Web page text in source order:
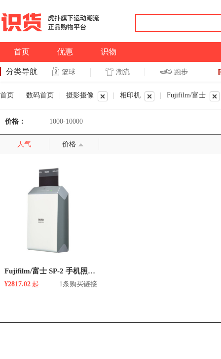
首页 优惠 识物
分类导航 篮球 潮流 跑步
首页 数码首页 摄影摄像 相印机 Fujifilm/富士
价格： 1000-10000
人气 价格
Fujifilm/富士 SP-2 手机照片打印机
¥2817.02 起 1条购买链接